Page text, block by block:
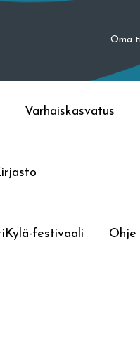
Oma
Varhaiskasvatus
festivaali Ohje